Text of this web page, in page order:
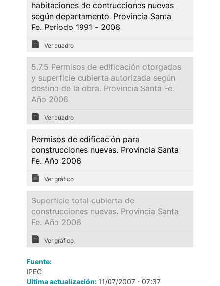
habitaciones de contrucciones nuevas
según departamento. Provincia Santa
Fe. Período 1991 - 2006
Ver cuadro
5.7.5 Permisos de edificación otorgados
y superficie cubierta autorizada según
destino de la obra. Provincia Santa Fe.
Año 2006
Ver cuadro
Permisos de edificación para
construcciones nuevas. Provincia Santa
Fe. Año 2006
Ver gráfico
Superficie total cubierta de
construcciones nuevas. Provincia Santa
Fe. Año 2006
Ver gráfico
Fuente:
IPEC
Ultima actualización: 11/07/2007 - 07:37